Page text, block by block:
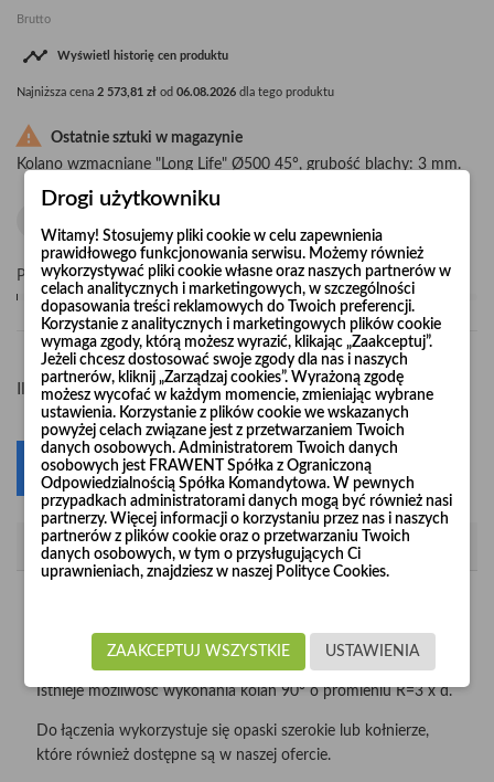
Brutto
 Wyświetl historię cen produktu
Najniższa cena 2 573,81 zł od 06.08.2026 dla tego produktu

Ostatnie sztuki w magazynie
Kolano wzmacniane "Long Life" Ø500 45°, grubość blachy: 3 mm.
Pośpiesz się! Tylko 1sztuk w magazynie
Ilość - +
Dodaj do koszyka 0
Opis
Ø120 do Ø1000.
Istnieje możliwość wykonania kolan 90° o promieniu R=3 x d.
Do łączenia wykorzystuje się opaski szerokie lub kołnierze,
które również dostępne są w naszej ofercie.
Drogi użytkowniku
Witamy! Stosujemy pliki cookie w celu zapewnienia
prawidłowego funkcjonowania serwisu. Możemy również
wykorzystywać pliki cookie własne oraz naszych partnerów w
celach analitycznych i marketingowych, w szczególności
dopasowania treści reklamowych do Twoich preferencji.
Korzystanie z analitycznych i marketingowych plików cookie
wymaga zgody, którą możesz wyrazić, klikając „Zaakceptuj”.
Jeżeli chcesz dostosować swoje zgody dla nas i naszych
partnerów, kliknij „Zarządzaj cookies”. Wyrażoną zgodę
możesz wycofać w każdym momencie, zmieniając wybrane
ustawienia. Korzystanie z plików cookie we wskazanych
powyżej celach związane jest z przetwarzaniem Twoich
danych osobowych. Administratorem Twoich danych
osobowych jest FRAWENT Spółka z Ograniczoną
Odpowiedzialnością Spółka Komandytowa. W pewnych
przypadkach administratorami danych mogą być również nasi
partnerzy. Więcej informacji o korzystaniu przez nas i naszych
partnerów z plików cookie oraz o przetwarzaniu Twoich
danych osobowych, w tym o przysługujących Ci
uprawnieniach, znajdziesz w naszej Polityce Cookies.
USTAWIENIA
ZAAKCEPTUJ WSZYSTKIE